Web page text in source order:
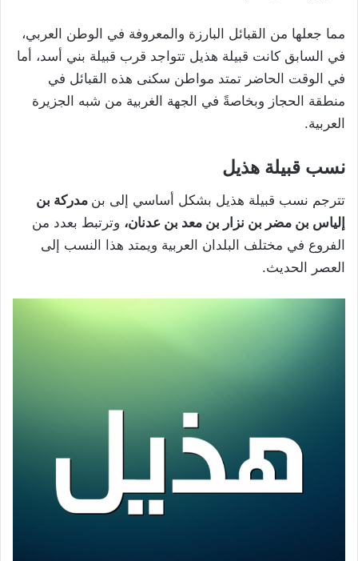
مما جعلها من القبائل البارزة والمعروفة في الوطن العربي،
في السابق كانت قبيلة هذيل تتواجد قرب قبيلة بني أسد، أما
في الوقت الحاضر تمتد مواطن سكنى هذه القبائل في
منطقة الحجاز وبخاصةً في الجهة الغربية من شبه الجزيرة
العربية.
نسب قبيلة هذيل
تترجم نسب قبيلة هذيل بشكل أساسي إلى بن مدركة بن
إلياس بن مضر بن نزار بن معد بن عدنان، وترتبط بعدد من
الفروع في مختلف البلدان العربية ويمتد هذا النسب إلى
العصر الحديث.